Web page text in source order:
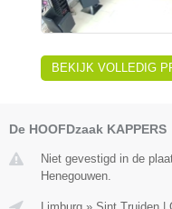
BEKIJK VOLLEDIG
De HOOFDzaak KAPPERS
Niet gevestigd in de
Henegouwen.